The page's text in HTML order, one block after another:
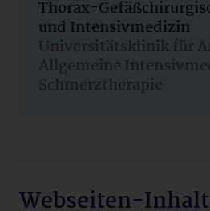
Thorax-
und Intensivmedizin
Universitätsklinik für
Allgemeine
Schmerztherapie
Webseiten-